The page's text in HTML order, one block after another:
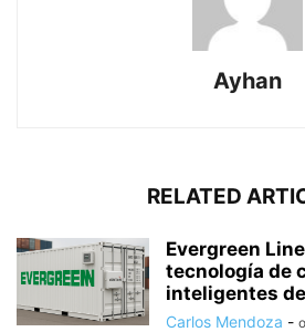
Ayhan
RELATED
Evergreen
tecnología de
inteligentes de
Carlos Mendoza -